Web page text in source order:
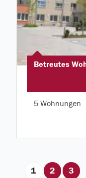
Betreutes
5 Wohnungen
1 2 3